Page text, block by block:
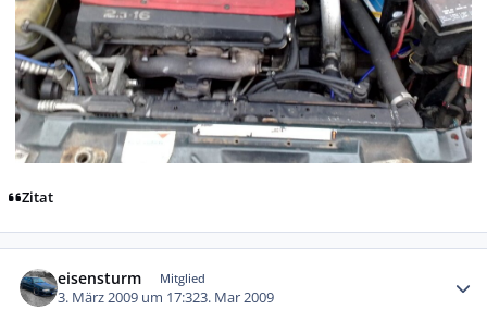
Zitat
eisensturm Mitglied
3. März 2009 um 17:323. Mar 2009